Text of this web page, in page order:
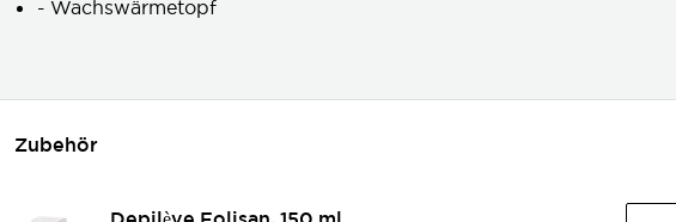
- Wachswärmetopf
Zubehör